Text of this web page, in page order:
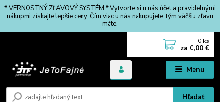
* VERNOSTNÝ ZĽAVOVÝ SYSTÉM * Vytvorte si u nás účet a pravidelnými
nákupmi získajte lepšie ceny. Čím viac u nás nakupujete, tým väčšiu zľavu
máte.
Menu
Hľadať
0 ks
za 0,00 €